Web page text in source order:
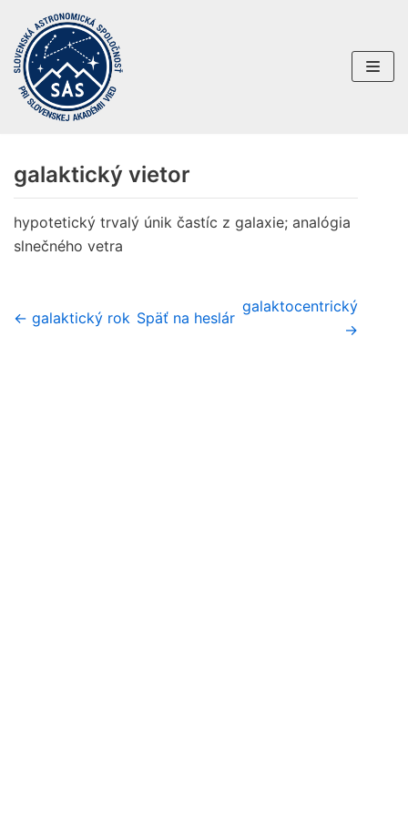
Preskočiť
na
obsah
galaktický vietor
hypotetický trvalý únik častíc z galaxie; analógia
slnečného vetra
← galaktický rok Späť na heslár
galaktocentrický
→